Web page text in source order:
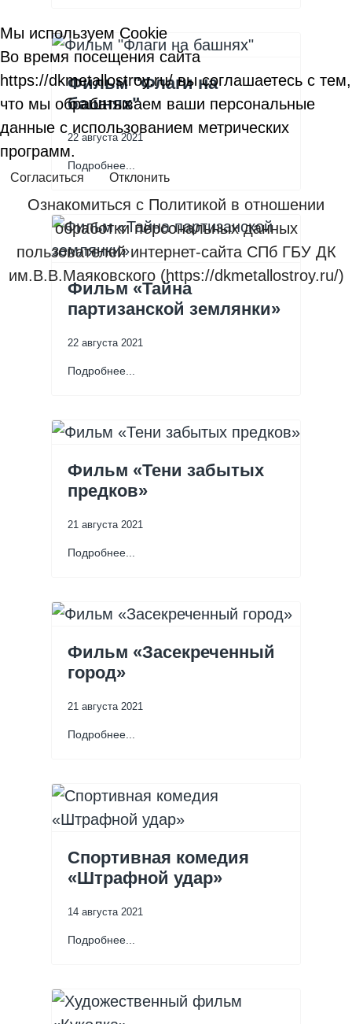
Фильм "Флаги на
башнях"
22 августа 2021
Подробнее...
Фильм «Тайна
партизанской землянки»
22 августа 2021
Подробнее...
Фильм «Тени забытых
предков»
21 августа 2021
Подробнее...
Фильм «Засекреченный
город»
21 августа 2021
Подробнее...
Спортивная комедия
«Штрафной удар»
14 августа 2021
Подробнее...
Мы используем Cookie
Во время посещения сайта
https://dkmetallostroy.ru/ вы соглашаетесь с тем,
что мы обрабатываем ваши персональные
данные с использованием метрических
программ.
Согласиться Отклонить
Ознакомиться с Политикой в отношении
обработки персональных данных
пользователей интернет-сайта СПб ГБУ ДК
им.В.В.Маяковского (https://dkmetallostroy.ru/)